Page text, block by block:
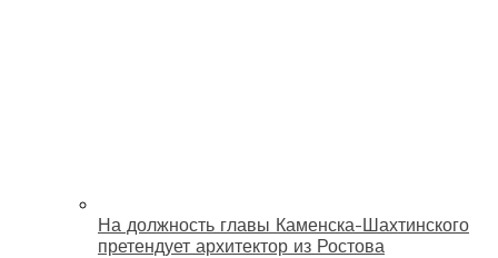
На должность главы Каменска-Шахтинского
претендует архитектор из Ростова